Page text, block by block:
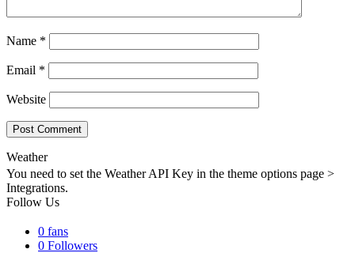
Name *
Email *
Website
Weather
You need to set the Weather API Key in the theme options page >
Integrations.
Follow Us
0 fans
0 Followers